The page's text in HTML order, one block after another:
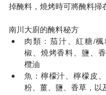
掉醃料，燒烤時可將醃料掃
南川大廚的醃料秘方
肉類：茄汁、紅糖/
椒、燒烤香料、鹽、
欖油
魚：檸檬汁、檸檬皮
粉、薑、鹽、香草，以